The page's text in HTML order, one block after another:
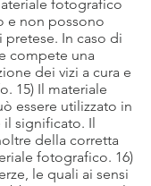
fotografico
e non possono
pretese. In caso di
compete una
dei vizi a cura e
15) Il materiale
essere utilizzato in
il significato. Il
della corretta
fotografico. 16)
le quali ai sensi